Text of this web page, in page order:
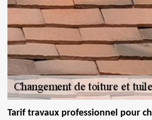
Tarif travaux professionnel pour